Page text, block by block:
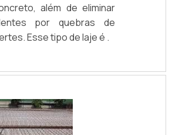
além de eliminar
por quebras de
Esse tipo de laje é .